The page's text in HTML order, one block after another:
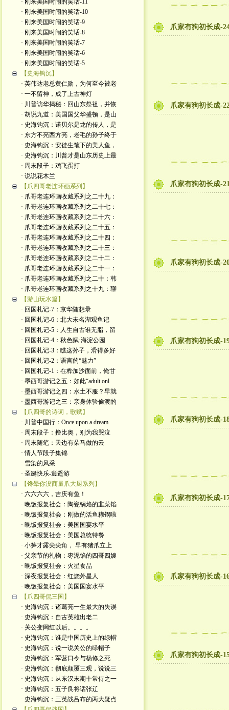
· 刚来美国时闹的笑话-11
· 刚来美国时闹的笑话-10
· 刚来美国时闹的笑话-9
· 刚来美国时闹的笑话-8
· 刚来美国时闹的笑话-7
· 刚来美国时闹的笑话-6
· 刚来美国时闹的笑话-5
【史海钩沉】
· 英伟达老总黄仁勋，为何至今被老
· 一不留神，成了上古神灯
· 川普访华揭秘：回山东祭祖，并恢
· 胡说九道：美国国父华盛顿，是山
· 史海钩沉：诺贝尔是龙的传人，是
· 东方不亮西方亮，老毛的孙子终于
· 史海钩沉：安徒生笔下的美人鱼，
· 史海钩沉：川普才是山东历史上最
· 周末段子：鸡飞蛋打
· 说说花木兰
【爪四哥老连环画系列】
· 爪哥老连环画收藏系列之二十九：
· 爪哥老连环画收藏系列之二十七：
· 爪哥老连环画收藏系列之二十六：
· 爪哥老连环画收藏系列之二十五：
· 爪哥老连环画收藏系列之二十四：
· 爪哥老连环画收藏系列之二十三：
· 爪哥老连环画收藏系列之二十二：
· 爪哥老连环画收藏系列之二十一：
· 爪哥老连环画收藏系列之二十：韩
· 爪哥老连环画收藏系列之十九：聊
【游山玩水篇】
· 回国札记-7：京华随想录
· 回国札记-6：北大未名湖观鱼记
· 回国札记-5：人生自古谁无脂，留
· 回国札记-4：秋色赋·海淀公园
· 回国札记-3：瞧这孙子，滑得多好
· 回国札记-2：语言的“魅力”
· 回国札记-1：在桦加沙面前，俺甘
· 墨西哥游记之五：如此“adult onl
· 墨西哥游记之四：水土不服？早就
· 墨西哥游记之三：亲身体验偷渡的
【爪四哥的诗词，歌赋】
· 川普中国行：Once upon a dream
· 周末段子：撸比奥，别为我哭泣
· 周末随笔：天边有朵马做的云
· 情人节段子集锦
· 雪染的风采
· 圣诞快乐-逍遥游
【馋晕你没商量爪大厨系列】
· 六六六六，吉庆有鱼！
· 晚饭报复社会：陶瓷锅烙的韭菜馅
· 晚饭报复社会：刚做的活鱼糊锅啦
· 晚饭报复社会：美国国宴水平
· 晚饭报复社会：美国总统特餐
· 小笋才露尖尖角， 早有猪爪立上
· 父亲节的礼物：枣泥馅的四哥四嫂
· 晚饭报复社会：火星食品
· 深夜报复社会：红烧外星人
· 晚饭报复社会：美国国宴水平
【爪四哥侃三国】
· 史海钩沉：诸葛亮一生最大的失误
· 史海钩沉：自古英雄出老二
· 关公变网红以后。。。。
· 史海钩沉：谁是中国历史上的绿帽
· 史海钩沉：说一说关公的绿帽子
· 史海钩沉：军营口令与杨修之死
· 史海钩沉：彻底颠覆三观，说说三
· 史海钩沉：从东汉末期十常侍之一
· 史海钩沉：五子良将话张辽
· 史海钩沉：三英战吕布的两大疑点
爪家有狗初长成-
爪家有狗初长成-
爪家有狗初长成-
爪家有狗初长成-
爪家有狗初长成-
爪家有狗初长成-
爪家有狗初长成-
爪家有狗初长成-
爪家有狗初长成-